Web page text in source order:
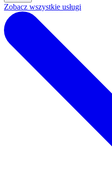
Zobacz wszystkie usługi